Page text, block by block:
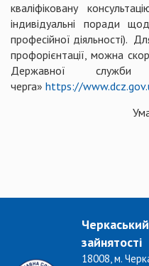
кваліфіковану
індивідуальні поради
професійної діяльності).
профорієнтації, можна
Державної служби
черга» https://
зайнятості
18008, м.